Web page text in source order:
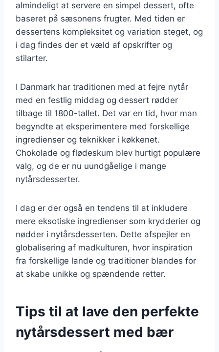
almindeligt at servere en simpel dessert, ofte
baseret på sæsonens frugter. Med tiden er
dessertens kompleksitet og variation steget, og
i dag findes der et væld af opskrifter og
stilarter.
I Danmark har traditionen med at fejre nytår
med en festlig middag og dessert rødder
tilbage til 1800-tallet. Det var en tid, hvor man
begyndte at eksperimentere med forskellige
ingredienser og teknikker i køkkenet.
Chokolade og flødeskum blev hurtigt populære
valg, og de er nu uundgåelige i mange
nytårsdesserter.
I dag er der også en tendens til at inkludere
mere eksotiske ingredienser som krydderier og
nødder i nytårsdesserten. Dette afspejler en
globalisering af madkulturen, hvor inspiration
fra forskellige lande og traditioner blandes for
at skabe unikke og spændende retter.
Tips til at lave den perfekte
nytårsdessert med bær